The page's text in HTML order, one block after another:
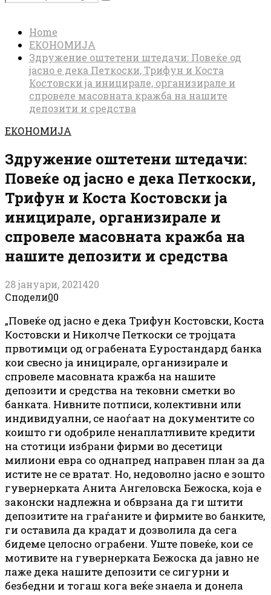
for:
Search
Home
ЕКОНОМИЈА
Здружение оштетени штедачи: Повеќе од
јасно е дека Петкоски, Трифун и Коста
Костовски ја иницирале, организирале и
спровеле масовната кражба на нашите
депозити и средства
ЕКОНОМИЈА
Здружение оштетени штедачи:
Повеќе од јасно е дека Петкоски,
Трифун и Коста Костовски ја
иницирале, организирале и
спровеле масовната кражба на
нашите депозити и средства
28 јануари, 2021420
Сподели00
„Повеќе од јасно е дека Трифун Костовски, Коста
Костовски и Николче Петкоски се тројцата
првотимци од ограбената Еуростандард банка
кои свесно ја иницирале, организирале и
спровеле масовната кражба на нашите
депозити и средства на тековни сметки во
банката. Нивните потписи, колективни или
индивидуални, се наоѓаат на документите со
коишто ги одобриле ненаплатливите кредити
на стотици избрани фирми во десетици
милиони евра со однапред направен план за да
истите не се вратат. Но, недоволно јасно е зошто
гувернерката Анита Ангеловска Бежоска, која е
законски надлежна и обврзана да ги штити
депозитите на граѓаните и фирмите во банките,
ги оставила да крадат и дозволила да сега
бидеме целосно ограбени. Уште повеќе, кои се
мотивите на гувернерката Бежоска да јавно не
лаже дека нашите депозити се сигурни и
безбедни и тогаш кога веќе знаела и донела